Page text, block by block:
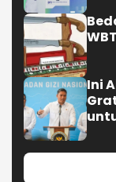
Ini